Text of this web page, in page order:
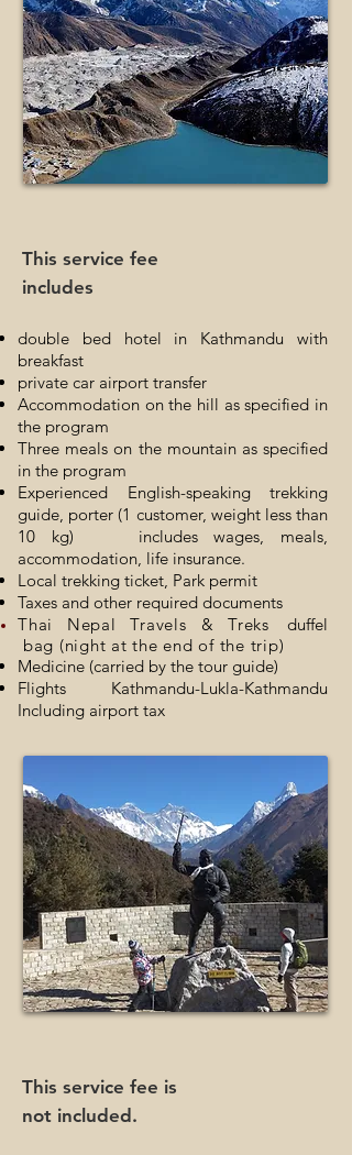
This service fee
includes
double bed hotel in Kathmandu with
breakfast
private car airport transfer
Accommodation on the hill as specified in
the program
Three meals on the mountain as specified
in the program
Experienced English-speaking trekking
guide, porter (1 customer, weight less than
10 kg)
includes wages, meals,
accommodation, life insurance.
Local trekking ticket, Park permit
Taxes and other required documents
Thai Nepal Travels & Treks
duffel
bag (night at the end of the trip)
Medicine (carried by the tour guide)
Flights Kathmandu-Lukla-Kathmandu
Including airport tax​
This service fee is
not included.